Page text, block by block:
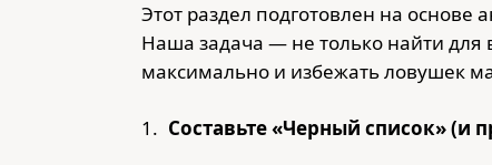
Этот раздел подготовлен на
Наша задача — не только найти для
максимально и избежать ловушек
Составьте «Черный список» (и